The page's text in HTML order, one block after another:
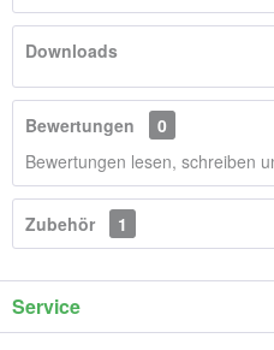
Downloads
Bewertungen
0
Bewertungen lesen, schreiben
Zubehör 1
Service